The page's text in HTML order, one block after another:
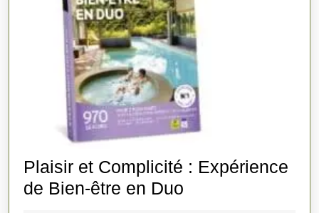
Plaisir et Complicité : Expérience
de Bien-être en Duo